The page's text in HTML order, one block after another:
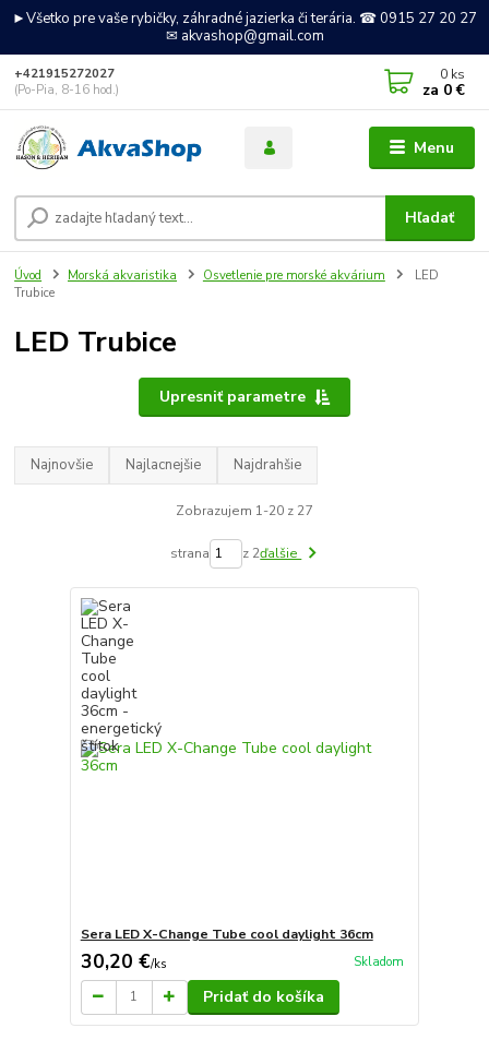
►Všetko pre vaše rybičky, záhradné jazierka či terária. ☎ 0915 27 20 27
✉ akvashop@gmail.com
Menu
Hľadať
+421915272027
(Po-Pia, 8-16 hod.)
0 ks
za 0 €
Úvod Morská akvaristika Osvetlenie pre morské akvárium
LED
Trubice
LED Trubice
Upresniť parametre
Najnovšie Najlacnejšie Najdrahšie
Zobrazujem 1-20 z 27
strana z 2ďalšie
Sera LED X-Change Tube cool daylight 36cm
30,20 €/ks Skladom
Pridať do košíka